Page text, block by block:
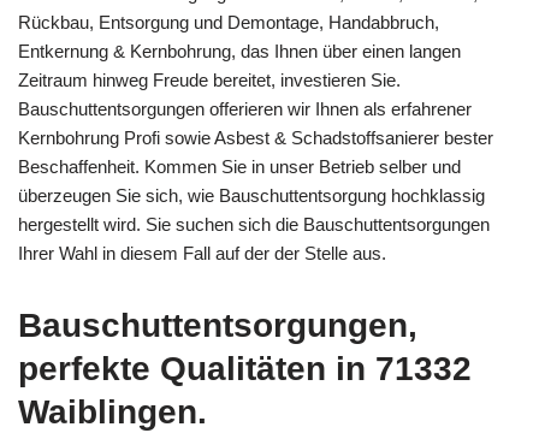
Rückbau, Entsorgung und Demontage, Handabbruch,
Entkernung & Kernbohrung, das Ihnen über einen langen
Zeitraum hinweg Freude bereitet, investieren Sie.
Bauschuttentsorgungen offerieren wir Ihnen als erfahrener
Kernbohrung Profi sowie Asbest & Schadstoffsanierer bester
Beschaffenheit. Kommen Sie in unser Betrieb selber und
überzeugen Sie sich, wie Bauschuttentsorgung hochklassig
hergestellt wird. Sie suchen sich die Bauschuttentsorgungen
Ihrer Wahl in diesem Fall auf der der Stelle aus.
Bauschuttentsorgungen,
perfekte Qualitäten in 71332
Waiblingen.